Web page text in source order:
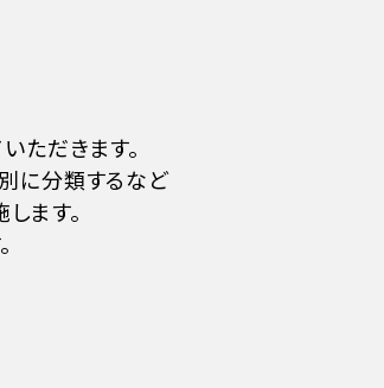
ただきます。
に分類するなど
ます。